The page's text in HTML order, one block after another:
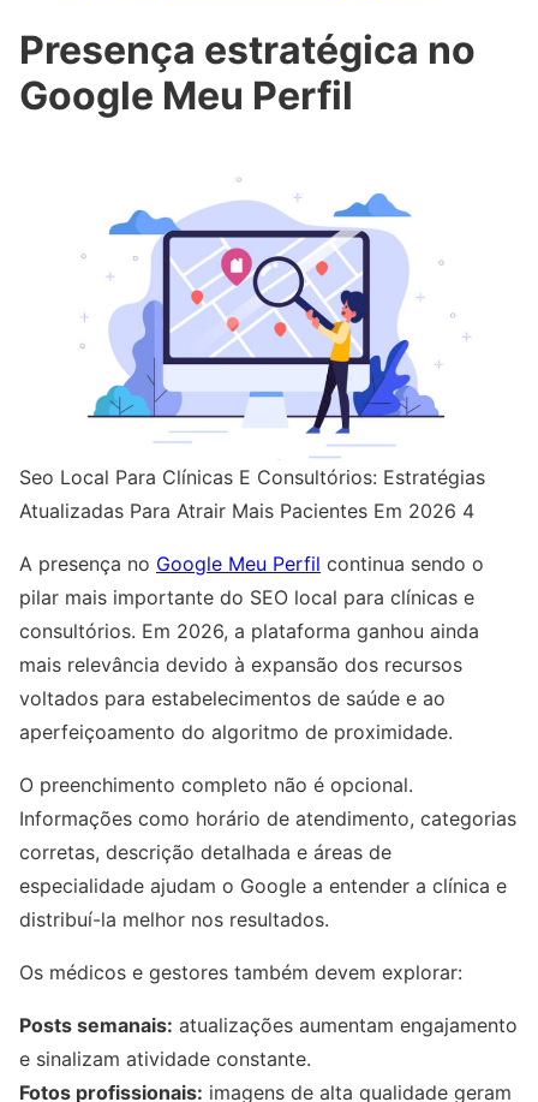
Presença estratégica no
Google Meu Perfil
Seo Local Para Clínicas E Consultórios: Estratégias
Atualizadas Para Atrair Mais Pacientes Em 2026 4
A presença no Google Meu Perfil continua sendo o
pilar mais importante do SEO local para clínicas e
consultórios. Em 2026, a plataforma ganhou ainda
mais relevância devido à expansão dos recursos
voltados para estabelecimentos de saúde e ao
aperfeiçoamento do algoritmo de proximidade.
O preenchimento completo não é opcional.
Informações como horário de atendimento, categorias
corretas, descrição detalhada e áreas de
especialidade ajudam o Google a entender a clínica e
distribuí-la melhor nos resultados.
Os médicos e gestores também devem explorar:
Posts semanais: atualizações aumentam engajamento
e sinalizam atividade constante.
Fotos profissionais: imagens de alta qualidade geram